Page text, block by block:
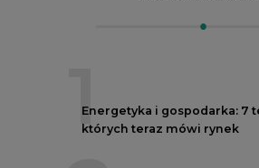
1
Energetyka i gospodarka: 7
których teraz mówi rynek